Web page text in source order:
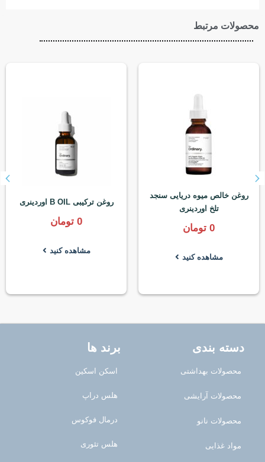
محصولات مرتبط
روغن خالص میوه دریایی سنجد
تلخ اوردینری
0 تومان
مشاهده کنید
روغن ترکیبی B OIL اوردینری
0 تومان
مشاهده کنید
دسته بندی
محصولات بهداشتی
محصولات آرایشی
محصولات نانو
مواد غذایی
برند ها
اسکن اسکین
هلس دراپ
درمال فوکوس
هلس تئوری